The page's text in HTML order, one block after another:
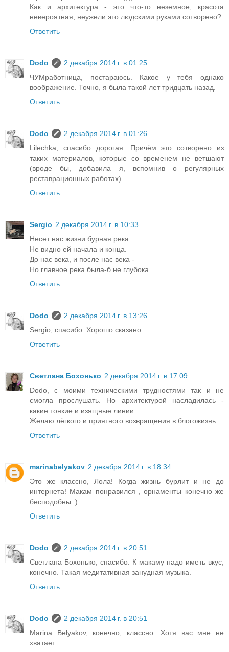
Как и архитектура - это что-то неземное, красота
невероятная, неужели это людскими руками сотворено?
Ответить
Dodo
2 декабря 2014 г. в 01:25
ЧУМработница, постараюсь. Какое у тебя однако
воображение. Точно, я была такой лет тридцать назад.
Ответить
Dodo
2 декабря 2014 г. в 01:26
Lilechka, спасибо дорогая. Причём это сотворено из
таких материалов, которые со временем не ветшают
(вроде бы, добавила я, вспомнив о регулярных
реставрационных работах)
Ответить
Sergio 2 декабря 2014 г. в 10:33
Несет нас жизни бурная река…
Не видно ей начала и конца.
До нас века, и после нас века -
Но главное река была-б не глубока….
Ответить
Dodo
2 декабря 2014 г. в 13:26
Sergio, спасибо. Хорошо сказано.
Ответить
Светлана Бохонько 2 декабря 2014 г. в 17:09
Dodo, с моими техническими трудностями так и не
смогла прослушать. Но архитектурой насладилась -
какие тонкие и изящные линии...
Желаю лёгкого и приятного возвращения в блогожизнь.
Ответить
marinabelyakov 2 декабря 2014 г. в 18:34
Это же классно, Лола! Когда жизнь бурлит и не до
интернета! Макам понравился , орнаменты конечно же
бесподобны :)
Ответить
Dodo
2 декабря 2014 г. в 20:51
Светлана Бохонько, спасибо. К макаму надо иметь вкус,
конечно. Такая медитативная занудная музыка.
Ответить
Dodo
2 декабря 2014 г. в 20:51
Marina Belyakov, конечно, классно. Хотя вас мне не
хватает.